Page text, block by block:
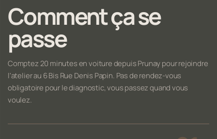
Comment ça se
passe
Comptez 20 minutes en voiture depuis Prunay pour rejoindre
l'atelier au 6 Bis Rue Denis Papin. Pas de rendez-vous
obligatoire pour le diagnostic, vous passez quand vous
voulez.